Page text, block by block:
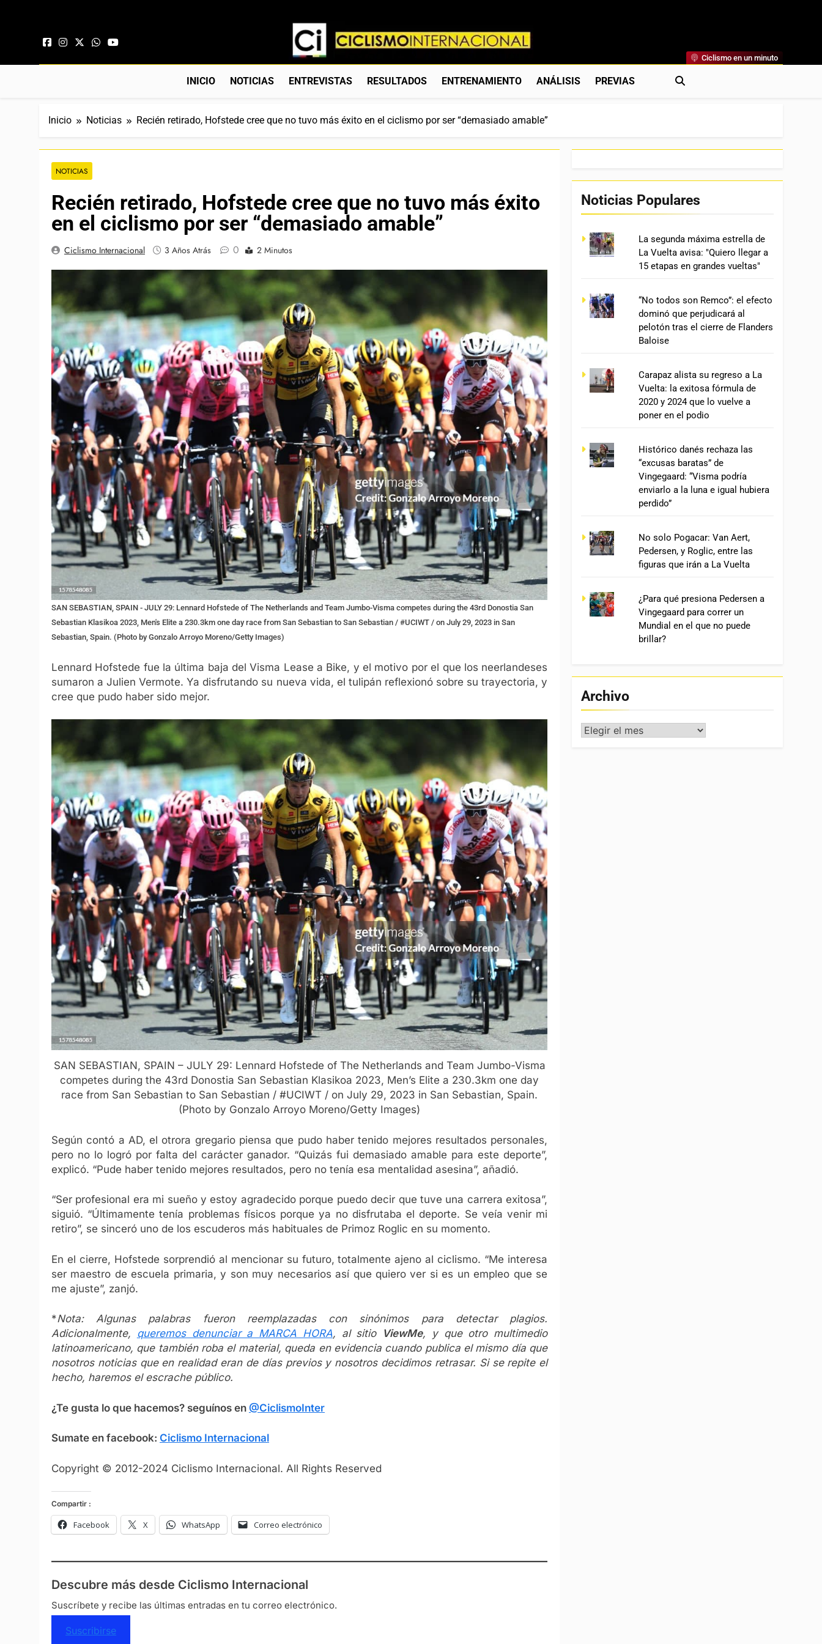
Ciclismo Internacional
Web Dedicada Al Ciclismo Mundial. Entrevistas, Análisis, Crónicas, Previas Y Más. La Web Ciclista De Referencia.
Ciclismo en un minuto
INICIO NOTICIAS ENTREVISTAS RESULTADOS ENTRENAMIENTO ANÁLISIS PREVIAS
Inicio Noticias Recién retirado, Hofstede cree que no tuvo más éxito en el ciclismo por ser “demasiado amable”
NOTICIAS
Recién retirado, Hofstede cree que no tuvo más éxito
en el ciclismo por ser “demasiado amable”
Ciclismo Internacional 3 Años Atrás 0 2 Minutos
SAN SEBASTIAN, SPAIN - JULY 29: Lennard Hofstede of The Netherlands and Team Jumbo-Visma competes during the 43rd Donostia San
Sebastian Klasikoa 2023, Men's Elite a 230.3km one day race from San Sebastian to San Sebastian / #UCIWT / on July 29, 2023 in San
Sebastian, Spain. (Photo by Gonzalo Arroyo Moreno/Getty Images)
Lennard Hofstede fue la última baja del Visma Lease a Bike, y el motivo por el que los neerlandeses
sumaron a Julien Vermote. Ya disfrutando su nueva vida, el tulipán reflexionó sobre su trayectoria, y
cree que pudo haber sido mejor.
SAN SEBASTIAN, SPAIN – JULY 29: Lennard Hofstede of The Netherlands and Team Jumbo-Visma
competes during the 43rd Donostia San Sebastian Klasikoa 2023, Men’s Elite a 230.3km one day
race from San Sebastian to San Sebastian / #UCIWT / on July 29, 2023 in San Sebastian, Spain.
(Photo by Gonzalo Arroyo Moreno/Getty Images)
Según contó a AD, el otrora gregario piensa que pudo haber tenido mejores resultados personales,
pero no lo logró por falta del carácter ganador. “Quizás fui demasiado amable para este deporte”,
explicó. “Pude haber tenido mejores resultados, pero no tenía esa mentalidad asesina”, añadió.
“Ser profesional era mi sueño y estoy agradecido porque puedo decir que tuve una carrera exitosa”,
siguió. “Últimamente tenía problemas físicos porque ya no disfrutaba el deporte. Se veía venir mi
retiro”, se sinceró uno de los escuderos más habituales de Primoz Roglic en su momento.
En el cierre, Hofstede sorprendió al mencionar su futuro, totalmente ajeno al ciclismo. “Me interesa
ser maestro de escuela primaria, y son muy necesarios así que quiero ver si es un empleo que se
me ajuste”, zanjó.
*Nota: Algunas palabras fueron reemplazadas con sinónimos para detectar plagios.
Adicionalmente, queremos denunciar a MARCA HORA, al sitio ViewMe, y que otro multimedio
latinoamericano, que también roba el material, queda en evidencia cuando publica el mismo día que
nosotros noticias que en realidad eran de días previos y nosotros decidimos retrasar. Si se repite el
hecho, haremos el escrache público.
¿Te gusta lo que hacemos? seguínos en @CiclismoInter
Sumate en facebook: Ciclismo Internacional
Copyright © 2012-2024 Ciclismo Internacional. All Rights Reserved
Compartir :
Facebook X WhatsApp Correo electrónico
Descubre más desde Ciclismo Internacional
Suscríbete y recibe las últimas entradas en tu correo electrónico.
Suscribirse
Noticias Populares
La segunda máxima estrella de
La Vuelta avisa: "Quiero llegar a
15 etapas en grandes vueltas"
“No todos son Remco”: el efecto
dominó que perjudicará al
pelotón tras el cierre de Flanders
Baloise
Carapaz alista su regreso a La
Vuelta: la exitosa fórmula de
2020 y 2024 que lo vuelve a
poner en el podio
Histórico danés rechaza las
“excusas baratas” de
Vingegaard: “Visma podría
enviarlo a la luna e igual hubiera
perdido”
No solo Pogacar: Van Aert,
Pedersen, y Roglic, entre las
figuras que irán a La Vuelta
¿Para qué presiona Pedersen a
Vingegaard para correr un
Mundial en el que no puede
brillar?
Archivo
Archivo